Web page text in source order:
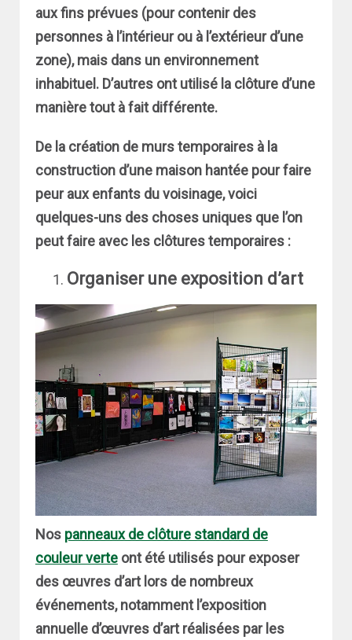
aux fins prévues (pour contenir des
personnes à l’intérieur ou à l’extérieur d’une
zone), mais dans un environnement
inhabituel. D’autres ont utilisé la clôture d’une
manière tout à fait différente.
De la création de murs temporaires à la
construction d’une maison hantée pour faire
peur aux enfants du voisinage, voici
quelques-uns des choses uniques que l’on
peut faire avec les clôtures temporaires :
Organiser une exposition d’art
Nos panneaux de clôture standard de
couleur verteont été utilisés pour exposer
des œuvres d’art lors de nombreux
événements, notamment l’exposition
annuelle d’œuvres d’art réalisées par les